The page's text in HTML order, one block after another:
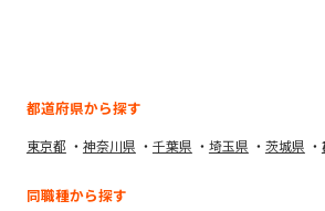
都道府県から探す
東京都 神奈川県 千葉県 埼玉県 茨城県
同職種から探す